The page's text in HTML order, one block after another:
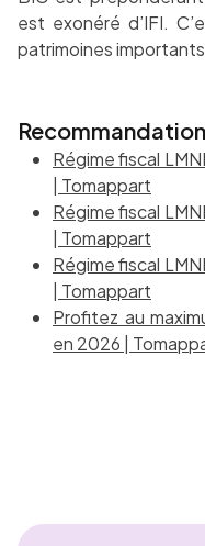
est exonéré d’IFI.
patrimoines
Recommandation
Régime fiscal
| Tomappart
Régime fiscal
| Tomappart
Régime fiscal
| Tomappart
Profitez au
en 2026 |